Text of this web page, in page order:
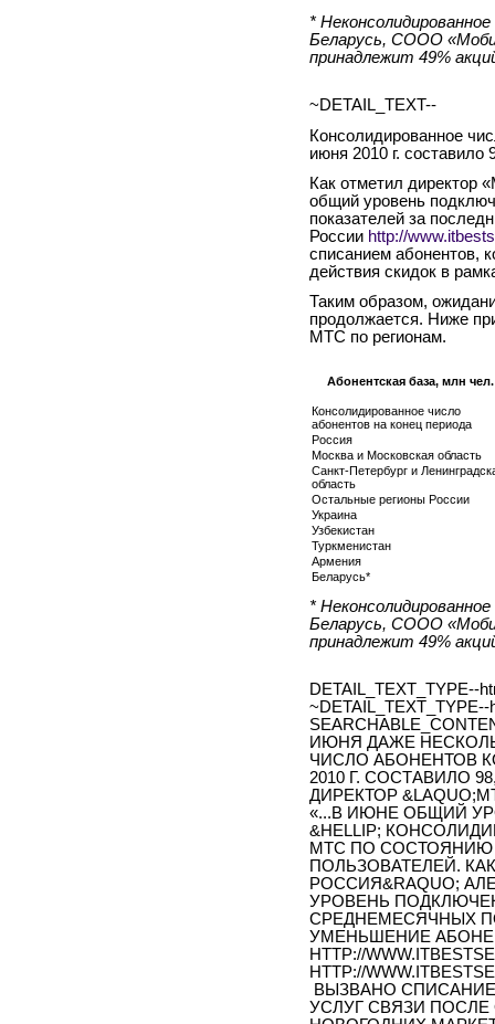
*
Беларусь, СООО
принадлежит 49%
~DETAIL_TEXT--
Консолидированное
июня 2010 г. составило
Как отметил директор
общий уровень
показателей за
России http://
списанием абонентов,
действия скидок в
Таким образом,
продолжается. Ниже
МТС по регионам.
Абонентская база, млн чел.
Консолидированное число
абонентов на конец периода
Россия
Москва и Московская область
Санкт-Петербург и
область
Остальные регионы России
Украина
Узбекистан
Туркменистан
Армения
Беларусь*
*
Беларусь, СООО
принадлежит 49%
DETAIL_TEXT_TYPE--
~DETAIL_TEXT_TYPE--
ИЮНЯ ДАЖЕ
ЧИСЛО АБОНЕНТОВ
2010 Г. СОСТАВИЛО
ДИРЕКТОР
«...В ИЮНЕ ОБЩИЙ
&HELLIP;
МТС ПО СОСТОЯНИЮ
ПОЛЬЗОВАТЕЛЕЙ.
РОССИЯ&RAQUO;
УРОВЕНЬ
СРЕДНЕМЕСЯЧНЫХ
УМЕНЬШЕНИЕ
HTTP://
HTTP://
ВЫЗВАНО
УСЛУГ СВЯЗИ